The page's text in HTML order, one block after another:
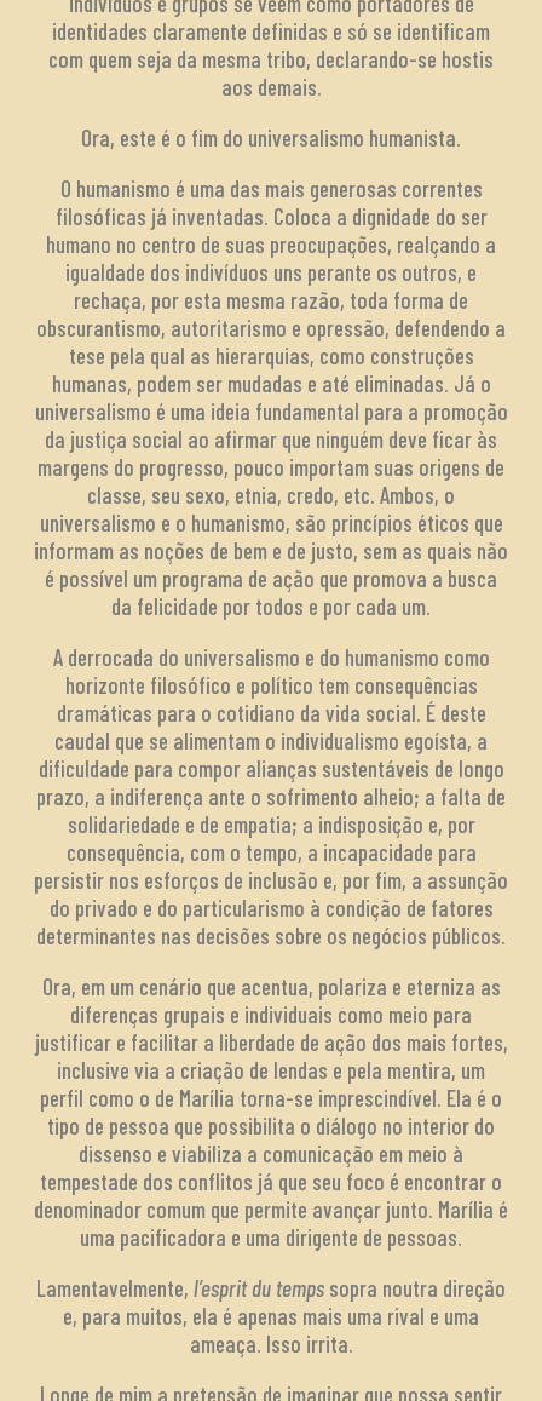
identidades claramente definidas e só se identificam
com quem seja da mesma tribo, declarando-se hostis
aos demais.
Ora, este é o fim do universalismo humanista.
O humanismo é uma das mais generosas correntes
filosóficas já inventadas. Coloca a dignidade do ser
humano no centro de suas preocupações, realçando a
igualdade dos indivíduos uns perante os outros, e
rechaça, por esta mesma razão, toda forma de
obscurantismo, autoritarismo e opressão, defendendo a
tese pela qual as hierarquias, como construções
humanas, podem ser mudadas e até eliminadas. Já o
universalismo é uma ideia fundamental para a promoção
da justiça social ao afirmar que ninguém deve ficar às
margens do progresso, pouco importam suas origens de
classe, seu sexo, etnia, credo, etc. Ambos, o
universalismo e o humanismo, são princípios éticos que
informam as noções de bem e de justo, sem as quais não
é possível um programa de ação que promova a busca
da felicidade por todos e por cada um.
A derrocada do universalismo e do humanismo como
horizonte filosófico e político tem consequências
dramáticas para o cotidiano da vida social. É deste
caudal que se alimentam o individualismo egoísta, a
dificuldade para compor alianças sustentáveis de longo
prazo, a indiferença ante o sofrimento alheio; a falta de
solidariedade e de empatia; a indisposição e, por
consequência, com o tempo, a incapacidade para
persistir nos esforços de inclusão e, por fim, a assunção
do privado e do particularismo à condição de fatores
determinantes nas decisões sobre os negócios públicos.
Ora, em um cenário que acentua, polariza e eterniza as
diferenças grupais e individuais como meio para
justificar e facilitar a liberdade de ação dos mais fortes,
inclusive via a criação de lendas e pela mentira, um
perfil como o de Marília torna-se imprescindível. Ela é o
tipo de pessoa que possibilita o diálogo no interior do
dissenso e viabiliza a comunicação em meio à
tempestade dos conflitos já que seu foco é encontrar o
denominador comum que permite avançar junto. Marília é
uma pacificadora e uma dirigente de pessoas.
Lamentavelmente, l’esprit du temps sopra noutra direção
e, para muitos, ela é apenas mais uma rival e uma
ameaça. Isso irrita.
Longe de mim a pretensão de imaginar que possa sentir